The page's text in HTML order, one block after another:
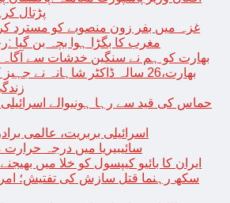
پڑتال
غزہ میں بفر زون منصوبے کو مسترد
مغرب کا بگڑا ہوا بچہ بن گیا
بھارت کو ہم نے سنگین خدشات سے آگاہ
بھارت،26 سالہ ڈاکٹر شاہانہ نے
حماس کی قید سے رہا ہونیوالے
اسرائیلی بربریت، عالمی
سائیبیریا میں درجہ حرارت منفی
ایران کا بائیو کیپسول کو خلا میں
سکھ رہنما قتل سازش کی تفتیش؛